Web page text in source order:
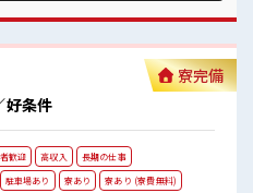
職場！ 空調完備でカイテキ♪ キバツ
ー&ピアスOK！ 個人ロッカー・医
好条件
寮完備
歓迎 高収入
長期の仕事
駐車場あり 寮あり
寮あり (寮費無料)